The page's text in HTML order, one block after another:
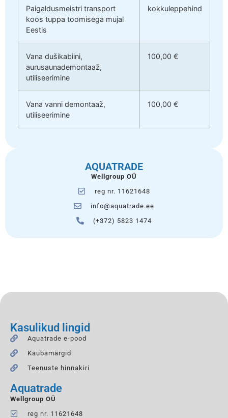
Paigaldusmeistri transport
koos tuppa toomisega mujal
Eestis
kokkuleppehind
Vana dušikabiini,
aurusaunademontaaž,
utiliseerimine
100,00 €
Vana vanni demontaaž,
utiliseerimine
100,00 €
AQUATRADE
Wellgroup OÜ
reg nr. 11621648
info@aquatrade.ee
(+372) 5823 1474
Kasulikud lingid
Aquatrade e-pood
Kaubamärgid
Teenuste hinnakiri
Aquatrade
Wellgroup OÜ
reg nr. 11621648